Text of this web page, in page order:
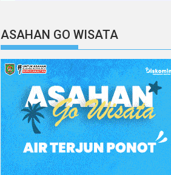
ASAHAN GO WISATA